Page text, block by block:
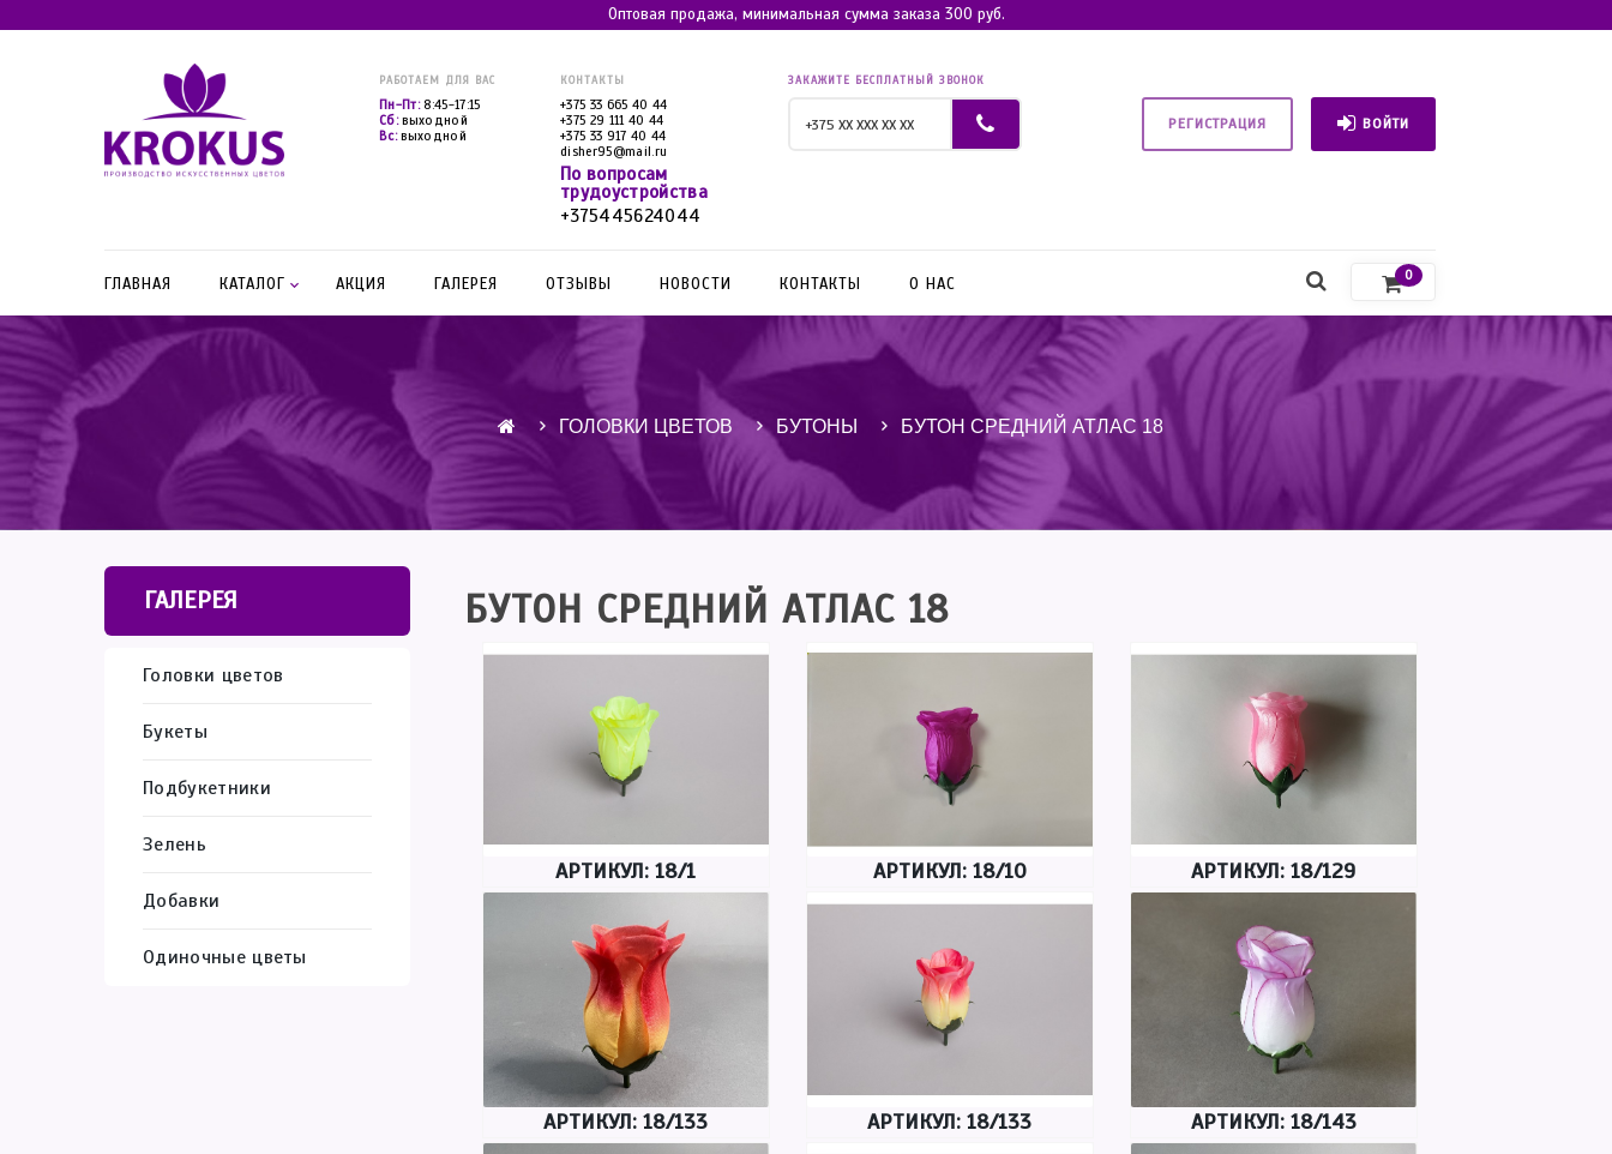
Оптовая продажа, минимальная сумма заказа 300 руб.
РАБОТАЕМ ДЛЯ ВАС
Пн-Пт: 8:45-17:15
Сб:выходной
Вс:выходной
КОНТАКТЫ
+375 33 665 40 44
+375 29 111 40 44
+375 33 917 40 44
disher95@mail.ru
По вопросам
трудоустройства
+375445624044
ЗАКАЖИТЕ БЕСПЛАТНЫЙ ЗВОНОК
РЕГИСТРАЦИЯ ВОЙТИ
ГЛАВНАЯ КАТАЛОГ АКЦИЯ ГАЛЕРЕЯ ОТЗЫВЫ НОВОСТИ КОНТАКТЫ О НАС
0
ГОЛОВКИ ЦВЕТОВ БУТОНЫ БУТОН СРЕДНИЙ АТЛАС 18
ГАЛЕРЕЯ
Головки цветов
Букеты
Подбукетники
Зелень
Добавки
Одиночные цветы
БУТОН СРЕДНИЙ АТЛАС 18
АРТИКУЛ: 18/1 АРТИКУЛ: 18/10 АРТИКУЛ: 18/129
АРТИКУЛ: 18/133 АРТИКУЛ: 18/133 АРТИКУЛ: 18/143